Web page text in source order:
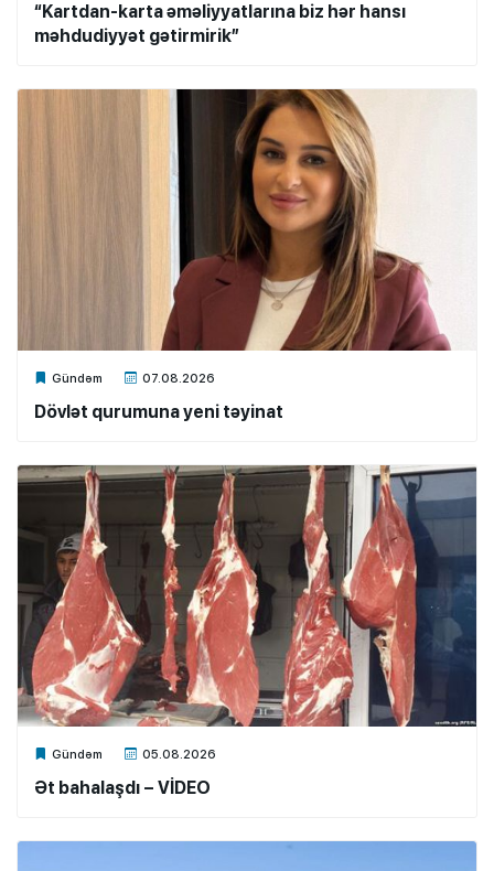
“Kartdan-karta əməliyyatlarına biz hər hansı
məhdudiyyət gətirmirik”
Gündəm 07.08.2026
Xalq.Online
Dövlət qurumuna yeni təyinat
Gündəm 05.08.2026
Xalq.Online
Ət bahalaşdı – VİDEO